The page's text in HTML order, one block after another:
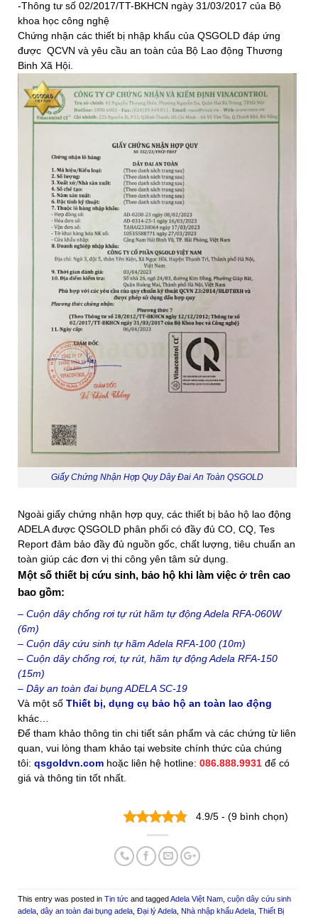
-Thông tư số 02/2017/TT-BKHCN ngày 31/03/2017 của Bộ
khoa học công nghệ
Chứng nhận các thiết bị nhập khẩu của QSGOLD đáp ứng
được QCVN và yêu cầu an toàn của Bộ Lao động Thương
Binh Xã Hội.
Giấy Chứng Nhận Hợp Quy Dây Đai An Toàn QSGOLD
Ngoài giấy chứng nhận hợp quy, các thiết bị bảo hộ lao động
ADELA được QSGOLD phân phối có đầy đủ CO, CQ, Tes
Report đảm bảo đầy đủ nguồn gốc, chất lượng, tiêu chuẩn an
toàn giúp các đơn vị thi công yên tâm sử dụng.
Một số thiết bị cứu sinh, bảo hộ khi làm việc ở trên cao
bao gồm:
– Cuộn dây chống rơi tự rút hãm tự động Adela RFA-060W
(6m)
– Cuộn dây cứu sinh tự hãm Adela RFA-100 (10m)
– Cuộn dây chống rơi, tự rút, hãm tự động Adela RFA-150
(15m)
– Dây an toàn đai bụng ADELA SC-19
Và một số Thiết bị, dụng cụ bảo hộ an toàn lao động
khác…
Để tham khảo thông tin chi tiết sản phẩm và các chứng từ liên
quan, vui lòng tham khảo tại website chính thức của chúng
tôi: qsgoldvn.com hoặc liên hệ hotline: 086.888.9931 để có
giá và thông tin tốt nhất.
4.9/5 - (9 bình chọn)
This entry was posted in Tin tức and taggedAdela Việt Nam cuộn dây cứu sinh
adela dây an toàn đai bụng adela Đại lý Adela Nhà nhập khẩu Adela Thiết Bị